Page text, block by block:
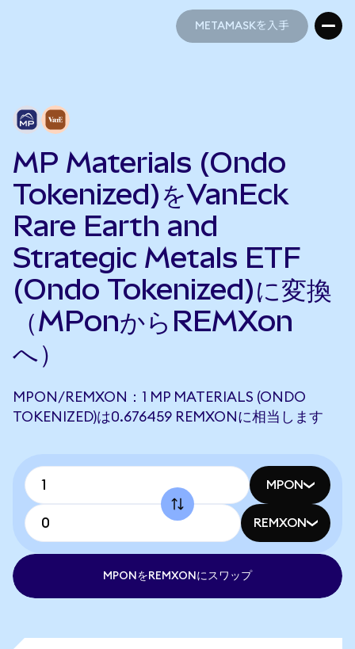
METAMASKを入手
MP Materials (Ondo
Tokenized)をVanEck
Rare Earth and
Strategic Metals ETF
(Ondo Tokenized)に変換
（MPonからREMXon
へ）
MPON/REMXON：1 MP MATERIALS (ONDO
TOKENIZED)は0.676459 REMXONに相当します
MPON
REMXON
MPONをREMXONにスワップ